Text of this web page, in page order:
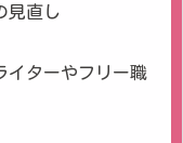
見直し
イターやフリー職